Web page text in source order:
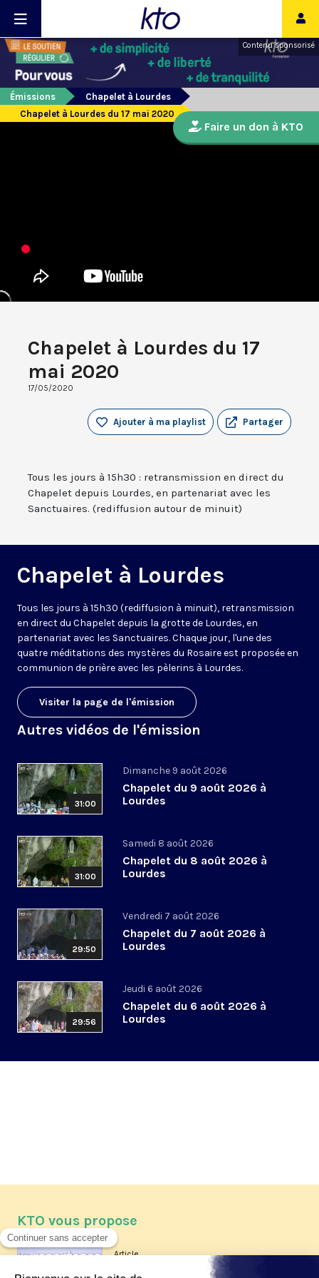
Contenu sponsorisé
Émissions
Chapelet à Lourdes
Chapelet à Lourdes du 17 mai 2020
Chapelet à Lourdes du 17
mai 2020
17/05/2020
Partager
Ajouter à ma playlist
Tous les jours à 15h30 : retransmission en direct du
Chapelet depuis Lourdes, en partenariat avec les
Sanctuaires. (rediffusion autour de minuit)
Chapelet à Lourdes
Tous les jours à 15h30 (rediffusion à minuit), retransmission
en direct du Chapelet depuis la grotte de Lourdes, en
partenariat avec les Sanctuaires. Chaque jour, l'une des
quatre méditations des mystères du Rosaire est proposée en
communion de prière avec les pèlerins à Lourdes.
Visiter la page de l'émission
Autres vidéos de l'émission
31:00
Dimanche 9 août 2026
Chapelet du 9 août 2026 à
Lourdes
31:00
Samedi 8 août 2026
Chapelet du 8 août 2026 à
Lourdes
29:50
Vendredi 7 août 2026
Chapelet du 7 août 2026 à
Lourdes
29:56
Jeudi 6 août 2026
Chapelet du 6 août 2026 à
Lourdes
Faire un don à KTO
KTO vous propose
Article
Les reportages d'été 2026 de KTO